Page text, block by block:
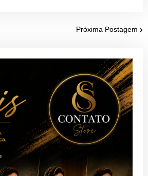
Próxima Postagem